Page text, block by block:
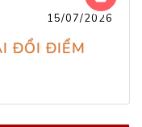
15/07/2026
ĐỔI ĐIỂM